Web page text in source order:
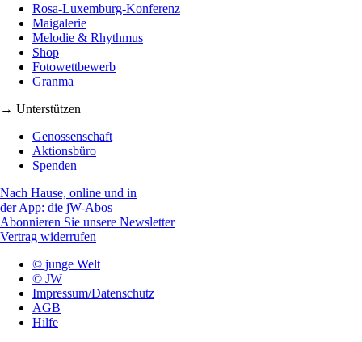
Rosa-Luxemburg-Konferenz
Maigalerie
Melodie & Rhythmus
Shop
Fotowettbewerb
Granma
→ Unterstützen
Genossenschaft
Aktionsbüro
Spenden
Nach Hause, online und in
der App: die jW-Abos
Abonnieren Sie unsere Newsletter
Vertrag widerrufen
© junge Welt
© JW
Impressum/Datenschutz
AGB
Hilfe